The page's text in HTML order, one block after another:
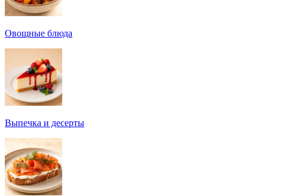
Овощные блюда
Выпечка и десерты